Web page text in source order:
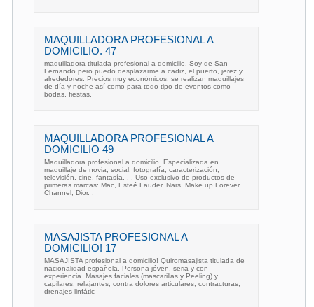
MAQUILLADORA PROFESIONAL A
DOMICILIO. 47
maquilladora titulada profesional a domicilio. Soy de San
Fernando pero puedo desplazarme a cadiz, el puerto, jerez y
alrededores. Precios muy económicos. se realizan maquillajes
de día y noche así como para todo tipo de eventos como
bodas, fiestas,
MAQUILLADORA PROFESIONAL A
DOMICILIO 49
Maquilladora profesional a domicilio. Especializada en
maquillaje de novia, social, fotografía, caracterización,
televisión, cine, fantasía. . . Uso exclusivo de productos de
primeras marcas: Mac, Esteé Lauder, Nars, Make up Forever,
Channel, Dior. .
MASAJISTA PROFESIONAL A
DOMICILIO! 17
MASAJISTA profesional a domicilio! Quiromasajista titulada de
nacionalidad española. Persona jóven, seria y con
experiencia. Masajes faciales (mascarillas y Peeling) y
capilares, relajantes, contra dolores articulares, contracturas,
drenajes linfátic